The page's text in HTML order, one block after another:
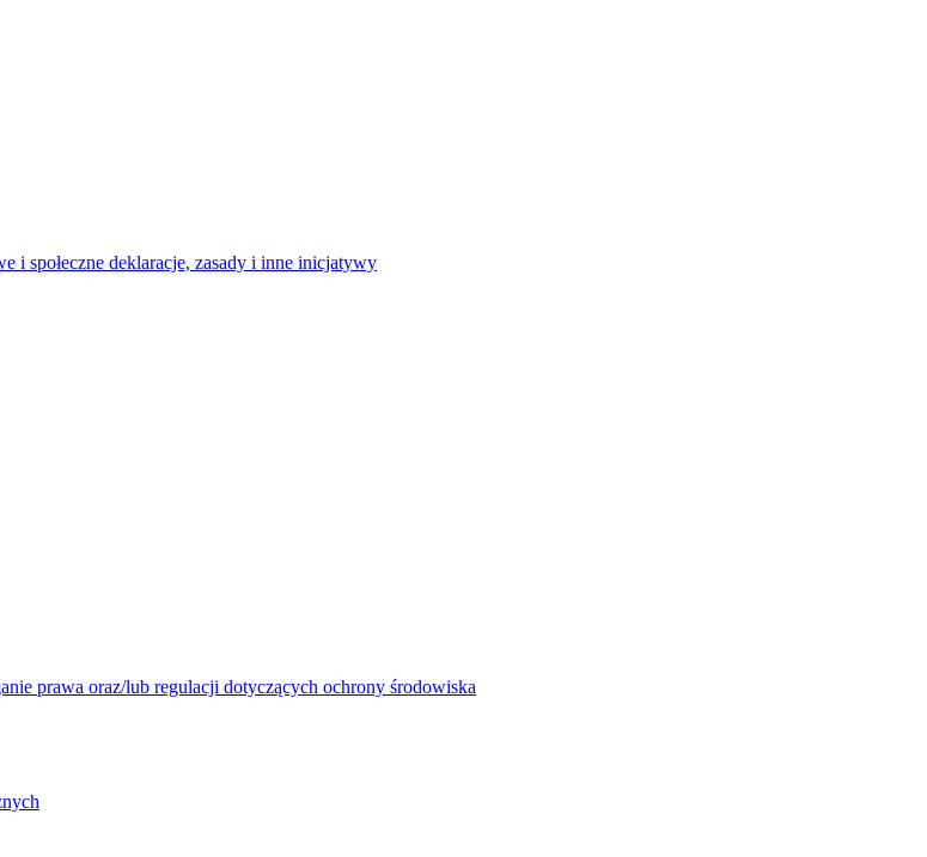
i społeczne deklaracje, zasady i inne inicjatywy
prawa oraz/lub regulacji dotyczących ochrony środowiska